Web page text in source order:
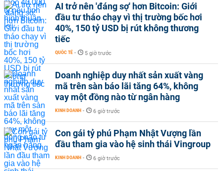
AI trở nên 'đáng sợ' hơn Bitcoin: Giới
đầu tư tháo chạy vì thị trường bốc hơi
40%, 150 tỷ USD bị rút không thương
tiếc
QUỐC TẾ - 5 giờ trước
Doanh nghiệp duy nhất sản xuất vàng
mã trên sàn báo lãi tăng 64%, không
vay một đồng nào từ ngân hàng
KINH DOANH - 6 giờ trước
Con gái tỷ phú Phạm Nhật Vượng lần
đầu tham gia vào hệ sinh thái Vingroup
KINH DOANH - 6 giờ trước